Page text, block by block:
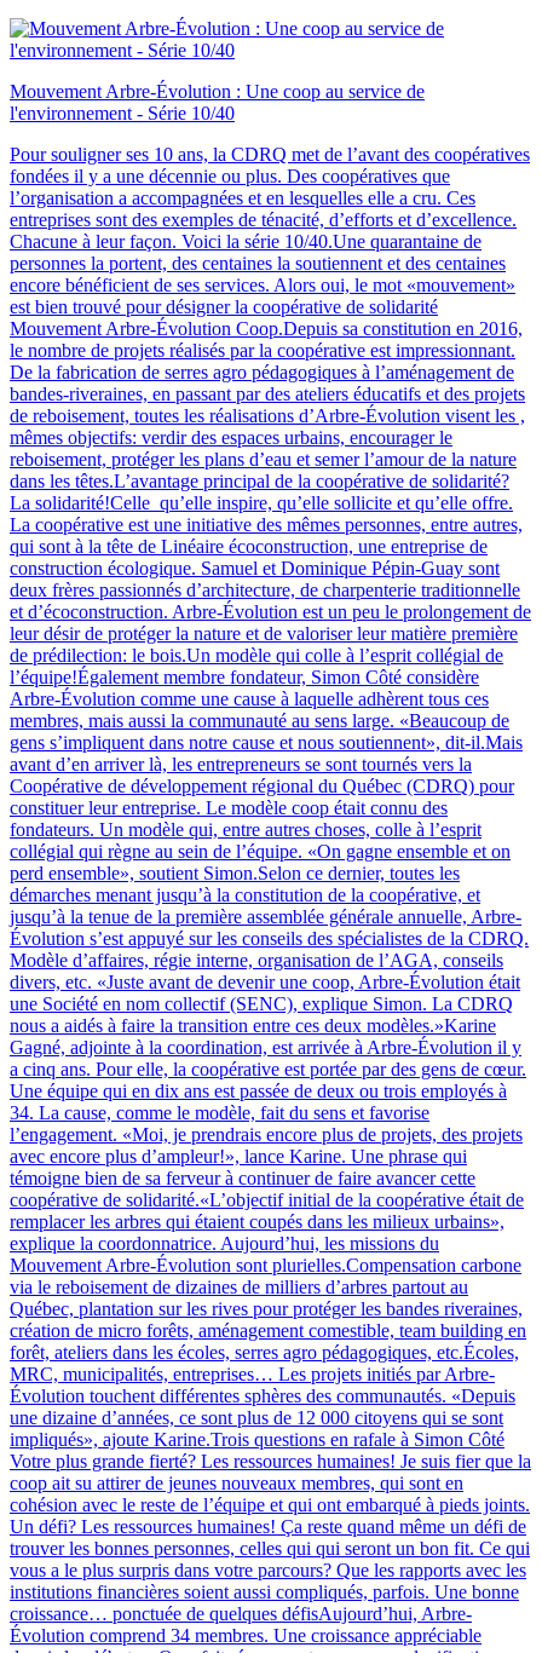
Mouvement Arbre-Évolution : Une coop au service de
l'environnement - Série 10/40
Pour souligner ses 10 ans, la CDRQ met de l’avant des coopératives
fondées il y a une décennie ou plus. Des coopératives que
l’organisation a accompagnées et en lesquelles elle a cru. Ces
entreprises sont des exemples de ténacité, d’efforts et d’excellence.
Chacune à leur façon. Voici la série 10/40.Une quarantaine de
personnes la portent, des centaines la soutiennent et des centaines
encore bénéficient de ses services. Alors oui, le mot «mouvement»
est bien trouvé pour désigner la coopérative de solidarité
Mouvement Arbre-Évolution Coop.Depuis sa constitution en 2016,
le nombre de projets réalisés par la coopérative est impressionnant.
De la fabrication de serres agro pédagogiques à l’aménagement de
bandes-riveraines, en passant par des ateliers éducatifs et des projets
de reboisement, toutes les réalisations d’Arbre-Évolution visent les ,
mêmes objectifs: verdir des espaces urbains, encourager le
reboisement, protéger les plans d’eau et semer l’amour de la nature
dans les têtes.L’avantage principal de la coopérative de solidarité?
La solidarité!Celle qu’elle inspire, qu’elle sollicite et qu’elle offre.
La coopérative est une initiative des mêmes personnes, entre autres,
qui sont à la tête de Linéaire écoconstruction, une entreprise de
construction écologique. Samuel et Dominique Pépin-Guay sont
deux frères passionnés d’architecture, de charpenterie traditionnelle
et d’écoconstruction. Arbre-Évolution est un peu le prolongement de
leur désir de protéger la nature et de valoriser leur matière première
de prédilection: le bois.Un modèle qui colle à l’esprit collégial de
l’équipe!Également membre fondateur, Simon Côté considère
Arbre-Évolution comme une cause à laquelle adhèrent tous ces
membres, mais aussi la communauté au sens large. «Beaucoup de
gens s’impliquent dans notre cause et nous soutiennent», dit-il.Mais
avant d’en arriver là, les entrepreneurs se sont tournés vers la
Coopérative de développement régional du Québec (CDRQ) pour
constituer leur entreprise. Le modèle coop était connu des
fondateurs. Un modèle qui, entre autres choses, colle à l’esprit
collégial qui règne au sein de l’équipe. «On gagne ensemble et on
perd ensemble», soutient Simon.Selon ce dernier, toutes les
démarches menant jusqu’à la constitution de la coopérative, et
jusqu’à la tenue de la première assemblée générale annuelle, Arbre-
Évolution s’est appuyé sur les conseils des spécialistes de la CDRQ.
Modèle d’affaires, régie interne, organisation de l’AGA, conseils
divers, etc. «Juste avant de devenir une coop, Arbre-Évolution était
une Société en nom collectif (SENC), explique Simon. La CDRQ
nous a aidés à faire la transition entre ces deux modèles.»Karine
Gagné, adjointe à la coordination, est arrivée à Arbre-Évolution il y
a cinq ans. Pour elle, la coopérative est portée par des gens de cœur.
Une équipe qui en dix ans est passée de deux ou trois employés à
34. La cause, comme le modèle, fait du sens et favorise
l’engagement. «Moi, je prendrais encore plus de projets, des projets
avec encore plus d’ampleur!», lance Karine. Une phrase qui
témoigne bien de sa ferveur à continuer de faire avancer cette
coopérative de solidarité.«L’objectif initial de la coopérative était de
remplacer les arbres qui étaient coupés dans les milieux urbains»,
explique la coordonnatrice. Aujourd’hui, les missions du
Mouvement Arbre-Évolution sont plurielles.Compensation carbone
via le reboisement de dizaines de milliers d’arbres partout au
Québec, plantation sur les rives pour protéger les bandes riveraines,
création de micro forêts, aménagement comestible, team building en
forêt, ateliers dans les écoles, serres agro pédagogiques, etc.Écoles,
MRC, municipalités, entreprises… Les projets initiés par Arbre-
Évolution touchent différentes sphères des communautés. «Depuis
une dizaine d’années, ce sont plus de 12 000 citoyens qui se sont
impliqués», ajoute Karine.Trois questions en rafale à Simon Côté
Votre plus grande fierté? Les ressources humaines! Je suis fier que la
coop ait su attirer de jeunes nouveaux membres, qui sont en
cohésion avec le reste de l’équipe et qui ont embarqué à pieds joints.
Un défi? Les ressources humaines! Ça reste quand même un défi de
trouver les bonnes personnes, celles qui qui seront un bon fit. Ce qui
vous a le plus surpris dans votre parcours? Que les rapports avec les
institutions financières soient aussi compliqués, parfois. Une bonne
croissance… ponctuée de quelques défisAujourd’hui, Arbre-
Évolution comprend 34 membres. Une croissance appréciable